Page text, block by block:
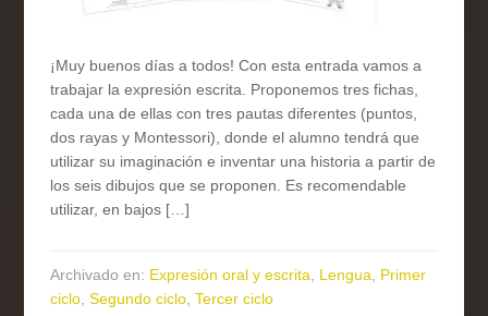
¡Muy buenos días a todos! Con esta entrada vamos a
trabajar la expresión escrita. Proponemos tres fichas,
cada una de ellas con tres pautas diferentes (puntos,
dos rayas y Montessori), donde el alumno tendrá que
utilizar su imaginación e inventar una historia a partir de
los seis dibujos que se proponen. Es recomendable
utilizar, en bajos […]
Archivado en: Expresión oral y escrita, Lengua, Primer
ciclo,Segundo ciclo,Tercer ciclo